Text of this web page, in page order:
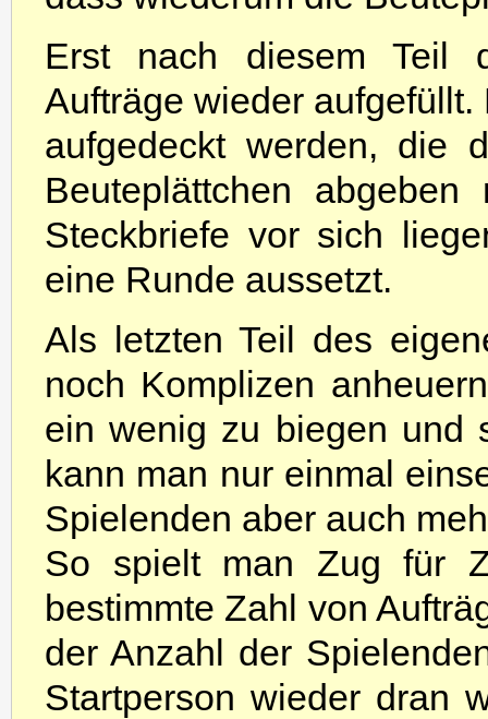
Erst nach diesem Teil
Aufträge wieder
aufgedeckt werden, die
Beuteplättchen
Steckbriefe vor sich
eine Runde aussetzt.
Als letzten Teil des
noch Komplizen
ein wenig zu biegen und
kann man nur einmal
Spielenden aber auch
So spielt man Zug für
bestimmte Zahl von
der Anzahl der
Startperson wieder dran